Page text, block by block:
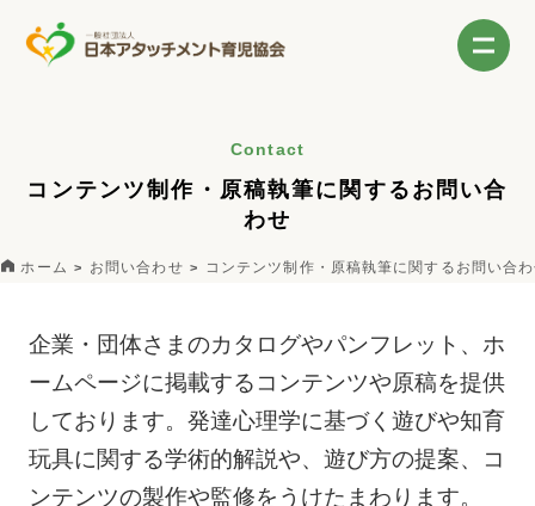
Contact
コンテンツ制作・原稿執筆に関するお問い合
わせ
ホーム お問い合わせ コンテンツ制作・原稿執筆に関するお問い合
企業・団体さまのカタログやパンフレット、ホ
ームページに掲載するコンテンツや原稿を提供
しております。発達心理学に基づく遊びや知育
玩具に関する学術的解説や、遊び方の提案、コ
ンテンツの製作や監修をうけたまわります。